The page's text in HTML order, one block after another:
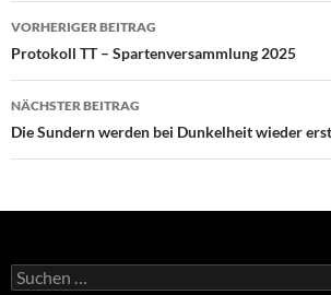
Beitragsnavigation
VORHERIGER BEITRAG
Protokoll TT – Spartenversammlung 2025
NÄCHSTER BEITRAG
Die Sundern werden bei Dunkelheit wieder
Suchen